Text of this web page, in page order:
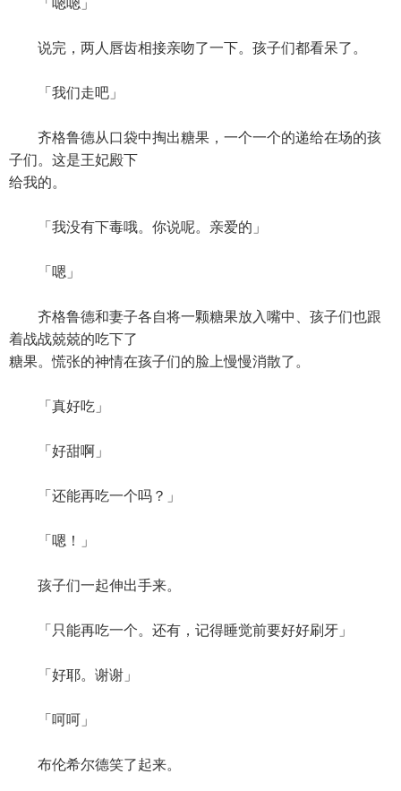
「嗯嗯」
说完，两人唇齿相接亲吻了一下。孩子们都看呆了。
「我们走吧」
齐格鲁德从口袋中掏出糖果，一个一个的递给在场的孩
子们。这是王妃殿下
给我的。
「我没有下毒哦。你说呢。亲爱的」
「嗯」
齐格鲁德和妻子各自将一颗糖果放入嘴中、孩子们也跟
着战战兢兢的吃下了
糖果。慌张的神情在孩子们的脸上慢慢消散了。
「真好吃」
「好甜啊」
「还能再吃一个吗？」
「嗯！」
孩子们一起伸出手来。
「只能再吃一个。还有，记得睡觉前要好好刷牙」
「好耶。谢谢」
「呵呵」
布伦希尔德笑了起来。